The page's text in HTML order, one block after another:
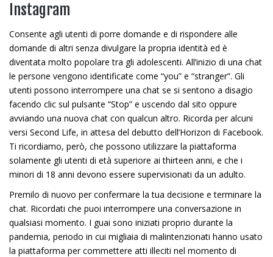
Instagram
Consente agli utenti di porre domande e di rispondere alle
domande di altri senza divulgare la propria identità ed è
diventata molto popolare tra gli adolescenti. All’inizio di una chat
le persone vengono identificate come “you” e “stranger”. Gli
utenti possono interrompere una chat se si sentono a disagio
facendo clic sul pulsante “Stop” e uscendo dal sito oppure
avviando una nuova chat con qualcun altro. Ricorda per alcuni
versi Second Life, in attesa del debutto dell’Horizon di Facebook.
Ti ricordiamo, però, che possono utilizzare la piattaforma
solamente gli utenti di età superiore ai thirteen anni, e che i
minori di 18 anni devono essere supervisionati da un adulto.
Premilo di nuovo per confermare la tua decisione e terminare la
chat. Ricordati che puoi interrompere una conversazione in
qualsiasi momento. I guai sono iniziati proprio durante la
pandemia, periodo in cui migliaia di malintenzionati hanno usato
la piattaforma per commettere atti illeciti nel momento di